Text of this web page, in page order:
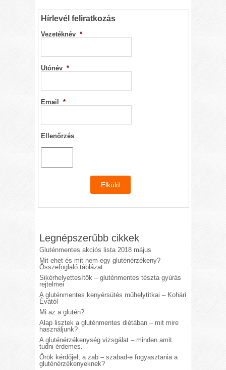
Hírlevél feliratkozás
Vezetéknév *
Utónév *
Email *
Ellenőrzés
Legnépszerűbb cikkek
Gluténmentes akciós lista 2018 május
Mit ehet és mit nem egy gluténérzékeny?
Összefoglaló táblázat.
Sikérhelyettesítők – gluténmentes tészta gyúrás
rejtelmei
A gluténmentes kenyérsütés műhelytitkai – Kohári
Évától
Mi az a glutén?
Alap lisztek a gluténmentes diétában – mit mire
használjunk?
A gluténérzékenység vizsgálat – minden amit
tudni érdemes.
Örök kérdőjel, a zab – szabad-e fogyasztania a
gluténérzékenyeknek?